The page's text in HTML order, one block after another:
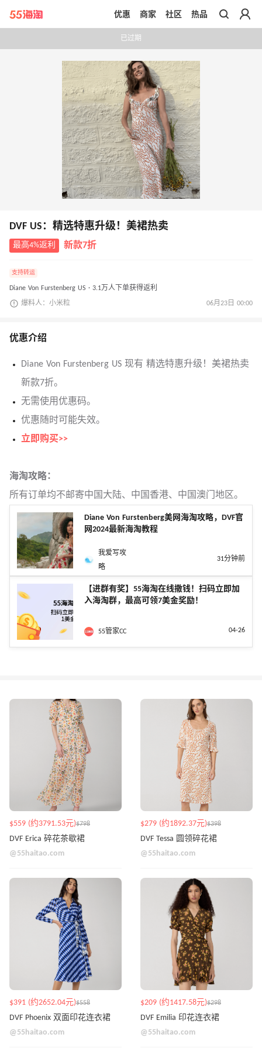
带你去官网买正品
优惠 商家 社区 热品
已过期
DVF US：精选特惠升级！美裙热卖
最高4%返利 新款7折
支持转运
Diane Von Furstenberg US · 3.1万人下单获得返利
爆料人：小米粒 06月23日 00:00
优惠介绍
Diane Von Furstenberg US 现有 精选特惠升级！美裙热卖
新款7折。
无需使用优惠码。
优惠随时可能失效。
立即购买>>
海淘攻略：
所有订单均不邮寄中国大陆、中国香港、中国澳门地区。
Diane Von Furstenberg美网海淘攻略，DVF官
网2024最新海淘教程
我爱写攻
略
31分钟前
【进群有奖】55海淘在线撒钱！扫码立即加
入海淘群，最高可领7美金奖励！
55管家CC 04-26
$559 (约3791.53元)$798
DVF Erica 碎花茶歇裙
@55haitao.com
$279 (约1892.37元)$398
DVF Tessa 圆领碎花裙
@55haitao.com
$391 (约2652.04元)$558
DVF Phoenix 双面印花连衣裙
@55haitao.com
$209 (约1417.58元)$298
DVF Emilia 印花连衣裙
@55haitao.com